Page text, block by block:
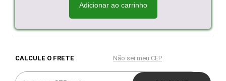
Adicionar ao carrinho